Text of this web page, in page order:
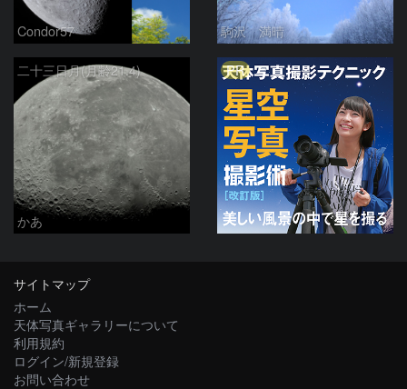
Condor57 駒沢 満晴
二十三日月(月齢21.4)
かあ
PR
サイトマップ
ホーム
天体写真ギャラリーについて
利用規約
ログイン/新規登録
お問い合わせ